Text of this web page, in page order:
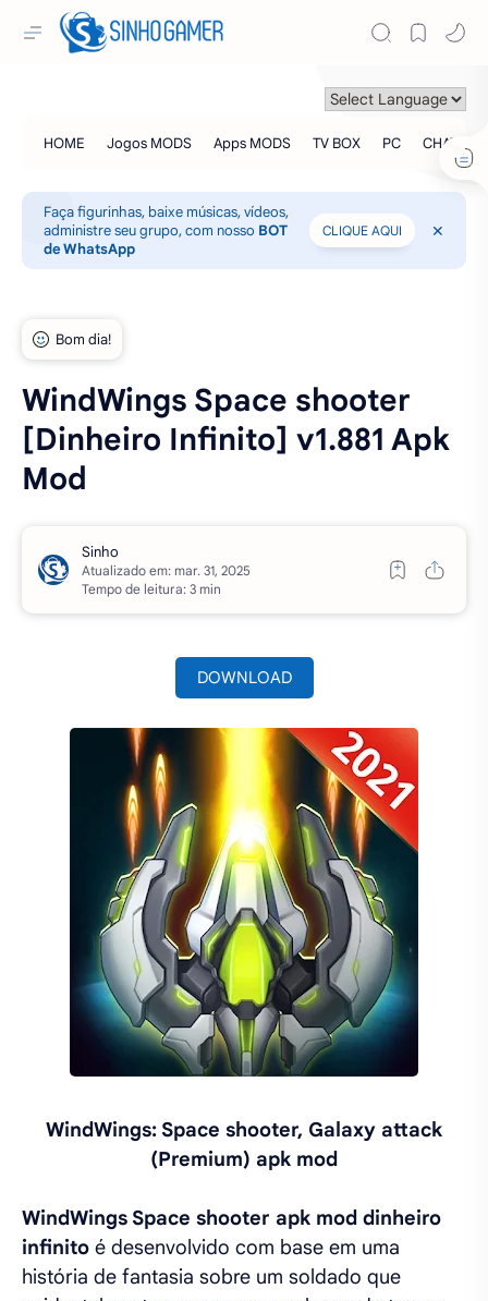
Faça figurinhas, baixe músicas, vídeos,
administre seu grupo, com nosso BOT
de WhatsApp
CLIQUE AQUI
WindWings Space shooter
[Dinheiro Infinito] v1.881 Apk
Mod
Atualizado em:
Tempo de leitura: 3 min
DOWNLOAD
WindWings: Space shooter, Galaxy attack
(Premium) apk mod
WindWings Space shooter apk mod dinheiro
infinito é desenvolvido com base em uma
história de fantasia sobre um soldado que